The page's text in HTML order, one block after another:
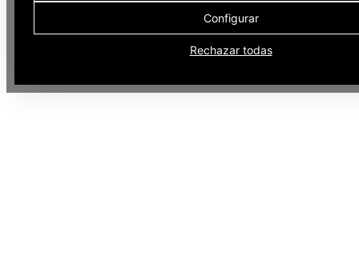
Configurar
Rechazar todas